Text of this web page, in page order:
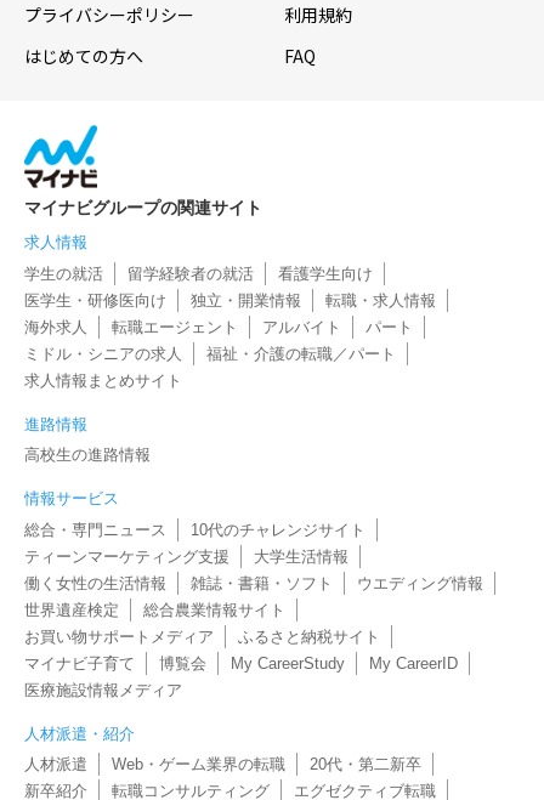
プライバシーポリシー
利用規約
はじめての方へ
FAQ
マイナビグループの関連サイト
求人情報
学生の就活
留学経験者の就活
看護学生向け
医学生・研修医向け
独立・開業情報
転職・求人情報
海外求人
転職エージェント アルバイト
パート
ミドル・シニアの求人
福祉・介護の転職／パート
求人情報まとめサイト
進路情報
高校生の進路情報
情報サービス
総合・専門ニュース
10代のチャレンジサイト
ティーンマーケティング支援
大学生活情報
働く女性の生活情報
雑誌・書籍・ソフト
ウエディング情報
世界遺産検定
総合農業情報サイト
お買い物サポートメディア
ふるさと納税サイト
マイナビ子育て
博覧会 My CareerStudy
My CareerID
医療施設情報メディア
人材派遣・紹介
人材派遣
Web・ゲーム業界の転職
20代・第二新卒
新卒紹介
転職コンサルティング エグゼクティブ転職